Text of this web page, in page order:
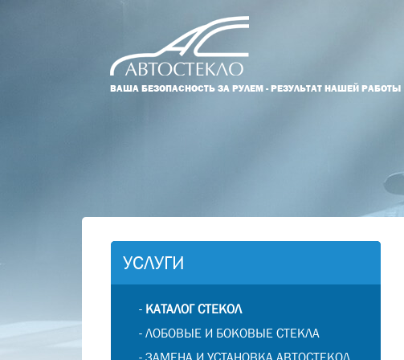
ВАША БЕЗОПАСНОСТЬ ЗА РУЛЕМ - РЕЗУЛЬТАТ НАШЕЙ РАБОТЫ
УСЛУГИ
- КАТАЛОГ СТЕКОЛ
-ЛОБОВЫЕ И БОКОВЫЕ СТЕКЛА